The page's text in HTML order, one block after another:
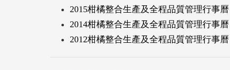
2015柑橘整合生產及全程品質管理行事曆
2014柑橘整合生產及全程品質管理行事曆
2012柑橘整合生產及全程品質管理行事曆